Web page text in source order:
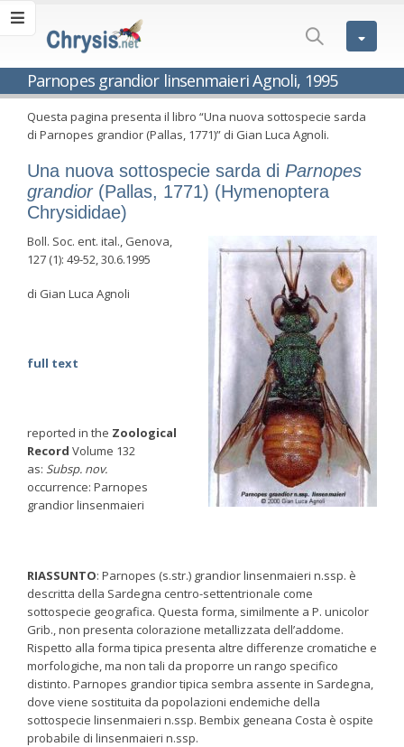
Parnopes grandior linsenmaieri Agnoli, 1995
Questa pagina presenta il libro “Una nuova sottospecie sarda
di Parnopes grandior (Pallas, 1771)” di Gian Luca Agnoli.
Una nuova sottospecie sarda di Parnopes
grandior(Pallas, 1771) (Hymenoptera
Chrysididae)
Boll. Soc. ent. ital., Genova,
127 (1): 49-52, 30.6.1995
di Gian Luca Agnoli
full text
reported in the Zoological
Record Volume 132
as: Subsp. nov.
occurrence: Parnopes
grandior linsenmaieri
RIASSUNTO: Parnopes (s.str.) grandior linsenmaieri n.ssp. è
descritta della Sardegna centro-settentrionale come
sottospecie geografica. Questa forma, similmente a P. unicolor
Grib., non presenta colorazione metallizzata dell’addome.
Rispetto alla forma tipica presenta altre differenze cromatiche e
morfologiche, ma non tali da proporre un rango specifico
distinto. Parnopes grandior tipica sembra assente in Sardegna,
dove viene sostituita da popolazioni endemiche della
sottospecie linsenmaieri n.ssp. Bembix geneana Costa è ospite
probabile di linsenmaieri n.ssp.